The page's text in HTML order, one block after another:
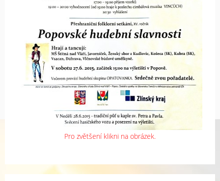
Pro zvětšení klikni na obrázek.